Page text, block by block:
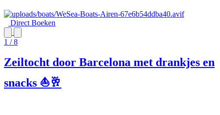
Direct Boeken
1 / 8
Zeiltocht door Barcelona met drankjes en
snacks ⛵🥂